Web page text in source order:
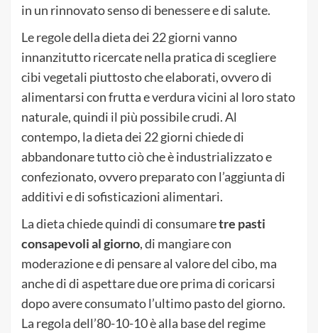
in un rinnovato senso di benessere e di salute.
Le regole della dieta dei 22 giorni vanno
innanzitutto ricercate nella pratica di scegliere
cibi vegetali piuttosto che elaborati, ovvero di
alimentarsi con frutta e verdura vicini al loro stato
naturale, quindi il più possibile crudi. Al
contempo, la dieta dei 22 giorni chiede di
abbandonare tutto ciò che è industrializzato e
confezionato, ovvero preparato con l’aggiunta di
additivi e di sofisticazioni alimentari.
La dieta chiede quindi di consumaretre pasti
consapevoli al giorno, di mangiare con
moderazione e di pensare al valore del cibo, ma
anche di di aspettare due ore prima di coricarsi
dopo avere consumato l’ultimo pasto del giorno.
La regola dell’80-10-10 è alla base del regime